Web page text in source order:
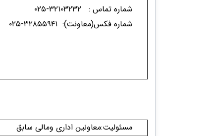
شماره تماس : ۳۲۱۰۳۲۳۲-۰۲۵
شماره فکس(معاونت): ۳۲۸۵۵۹۴۱​-۰۲۵
مسئولیت:معاونین اداری ومالی​ سابق